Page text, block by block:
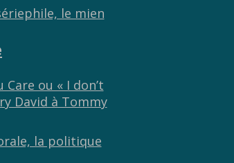
le mien
ou « I don’t
David à Tommy
la politique